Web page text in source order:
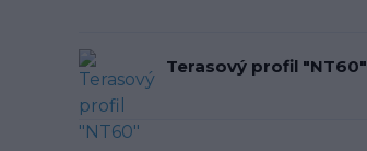
Terasový profil "NT60"